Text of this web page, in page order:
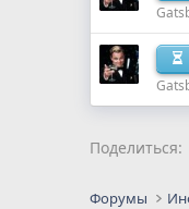
Поделиться:
Форумы